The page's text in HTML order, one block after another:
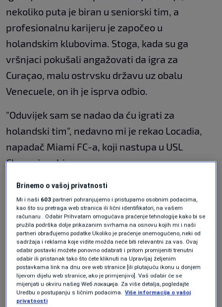
nekoliko puta je biran u seniorski tim, a
profesionalnu karijeru je započeo u
holandskim klubovima. Stoga, kada su ga
vršnjaci pokušali angažovati da igra za
Curaçao, malu ostrvsku državu uz obalu
Venecuele, on ih je isprva odbio.
"Oduvijek sam se nadao da ću igrati za
holandski tim", nedavno mi je rekao Locadia,
napadač Miami FC-a, koji nastupa u USL
Championshipu.
Ali njegov prijatelj i sadašnji saigrač iz Miami
FC-a, Eloy Room – koji je također bio iz
Nizozemske i već se pridružio nacionalnoj
reprezentaciji Curaçaoa – bio je uporan.
Pokušavao je pomoći u izgradnji nečega na
Curaçaou. Locadia se sjeća razgovora s
Roomom prije četiri godine dok je još bio vezan
za Oranje. Room je pokušavao uvjeriti Locadiju
Brinemo o vašoj privatnosti
Mi i naši 603 partneri pohranjujemo i pristupamo osobnim podacima,
kao što su pretraga web stranica ili lični identifikatori, na vašem
računaru . Odabir Prihvatam omogućava praćenje tehnologije kako bi se
pružila podrška dolje prikazanim svrhama na osnovu kojih mi i naši
partneri obrađujemo podatke Ukoliko je praćenje onemogućeno, neki od
sadržaja i reklama koje vidite možda neće biti relevantni za vas. Ovaj
odabir postavki možete ponovno odabrati i pritom promijeniti trenutni
odabir ili pristanak tako što ćete kliknuti na Upravljaj željenim
postavkama link na dnu ove web stranice [ili plutajuću ikonu u donjem
lijevom dijelu web stranice, ako je primjenjivo]. Vaš odabir će se
mijenjati u okviru našeg Wеб локација. Za više detalja, pogledajte
Uredbu o postupanju s ličnim podacima. Više informacija o vašoj
privatnosti